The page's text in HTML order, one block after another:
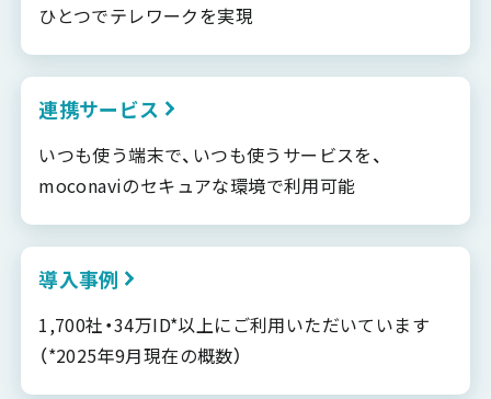
ひとつでテレワークを実現
連携サービス
いつも使う端末で、いつも使うサービスを、
moconaviのセキュアな環境で利用可能
導入事例
1,700社・34万ID*以上にご利用いただいています
（*2025年9月現在の概数）